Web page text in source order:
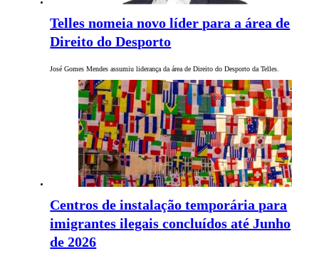
Telles nomeia novo líder para a área de
Direito do Desporto
José Gomes Mendes assumiu liderança da área de Direito do Desporto da Telles.
Centros de instalação temporária para
imigrantes ilegais concluídos até Junho
de 2026